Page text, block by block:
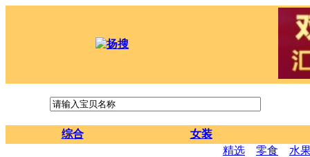
综合
女装
精选
零食 水